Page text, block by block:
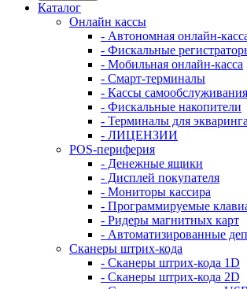
Каталог
Онлайн кассы
- Автономная онлайн-
- Фискальные
- Мобильная онлайн-касса
- Смарт-терминалы
- Кассы самообслуживания
- Фискальные накопители
- Терминалы для экваринга
- ЛИЦЕНЗИИ
POS-периферия
- Денежные ящики
- Дисплей покупателя
- Мониторы кассира
- Программируемые
- Ридеры магнитных карт
- Автоматизированные
Сканеры штрих-кода
- Сканеры штрих-кода 1D
- Сканеры штрих-кода 2D